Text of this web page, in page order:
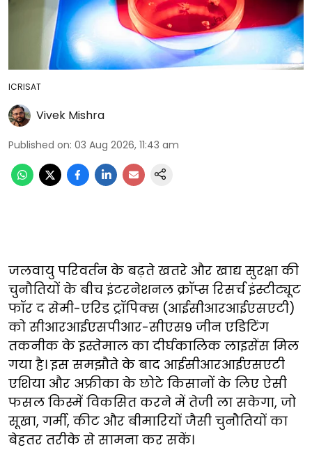
ICRISAT
Vivek Mishra
Published on: 03 Aug 2026, 11:43 am
जलवायु परिवर्तन के बढ़ते खतरे और खाद्य सुरक्षा की
चुनौतियों के बीच इंटरनेशनल क्रॉप्स रिसर्च इंस्टीट्यूट
फॉर द सेमी-एरिड ट्रॉपिक्स (आईसीआरआईएसएटी)
को सीआरआईएसपीआर-सीएस9 जीन एडिटिंग
तकनीक के इस्तेमाल का दीर्घकालिक लाइसेंस मिल
गया है। इस समझौते के बाद आईसीआरआईएसएटी
एशिया और अफ्रीका के छोटे किसानों के लिए ऐसी
फसल किस्में विकसित करने में तेजी ला सकेगा, जो
सूखा, गर्मी, कीट और बीमारियों जैसी चुनौतियों का
बेहतर तरीके से सामना कर सकें।